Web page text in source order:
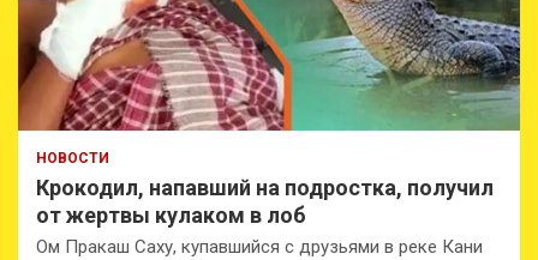
НОВОСТИ
Крокодил, напавший на подростка, получил
от жертвы кулаком в лоб
Ом Пракаш Саху, купавшийся с друзьями в реке Кани